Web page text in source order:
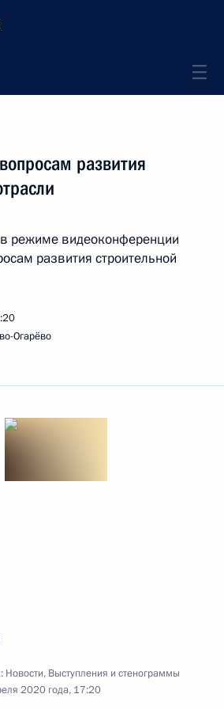
развития
режиме видеоконференции
развития строительной
Огарёво
Новости, Выступления и стенограммы
2020 года, 17:20